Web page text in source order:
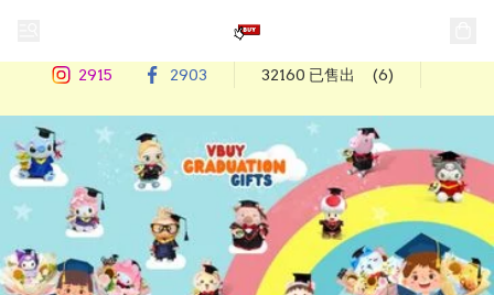
2915 2903 32160 已售出 (6)